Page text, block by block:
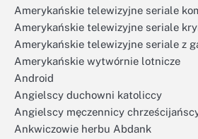
Amerykańskie telewizyjne seriale
Amerykańskie telewizyjne seriale
Amerykańskie telewizyjne seriale z
Amerykańskie wytwórnie lotnicze
Android
Angielscy duchowni katoliccy
Angielscy męczennicy
Ankwiczowie herbu Abdank